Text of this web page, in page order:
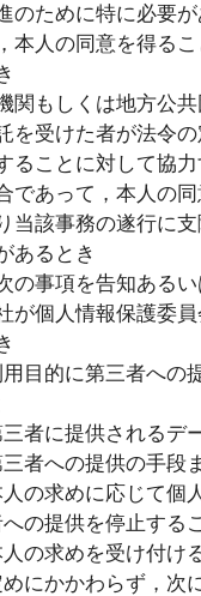
のために特に必要
本人の同意を得る
関もしくは地方公
を受けた者が法令
ることに対して協
であって，本人の
当該事務の遂行に
あるとき
の事項を告知ある
が個人情報保護委
目的に第三者への
者に提供されるデ
者への提供の手段
の求めに応じて個
の提供を停止する
の求めを受け付け
にかかわらず，次